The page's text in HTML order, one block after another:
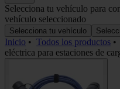
Selecciona tu vehículo para
vehículo seleccionado
Selecciona tu vehículo
Inicio • Todos los productos •
eléctrica para estaciones de